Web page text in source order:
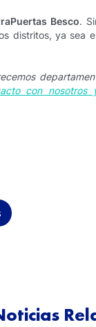
Besco.
distritos, ya sea
con